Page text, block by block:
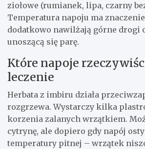
ziołowe (rumianek, lipa, czarny
Temperatura napoju ma
dodatkowo nawilżają górne drogi
unoszącą się parę.
Które napoje
leczenie
Herbata z imbiru działa
rozgrzewa. Wystarczy kilka
korzenia zalanych wrzątkiem.
cytrynę, ale dopiero gdy napój
temperatury pitnej – wrzątek